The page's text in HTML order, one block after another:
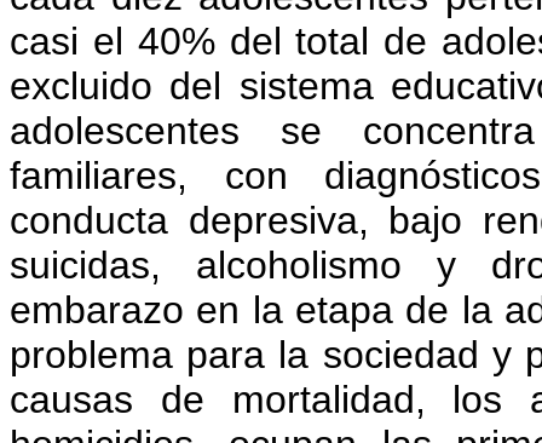
casi el 40% del total de
excluido del sistema
adolescentes se
familiares, con
conducta depresiva, bajo
suicidas, alcoholismo y
embarazo en la etapa de la
problema para la sociedad y
causas de mortalidad, los